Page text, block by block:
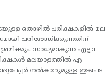
തൊഴില്‍ പരീക്ഷകളില്‍ മല
പരിശോധിക്കുന്നതിന്
സാധ്യമാകുന്ന എല്ലാ
മലയാളത്തില്‍ എ
നല്‍കാനുമുള്ള ഇടപെട